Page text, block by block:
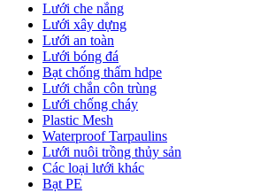
Lưới che nắng
Lưới xây dựng
Lưới an toàn
Lưới bóng đá
Bạt chống thấm hdpe
Lưới chắn côn trùng
Lưới chống cháy
Plastic Mesh
Waterproof Tarpaulins
Lưới nuôi trồng thủy sản
Các loại lưới khác
Bạt PE